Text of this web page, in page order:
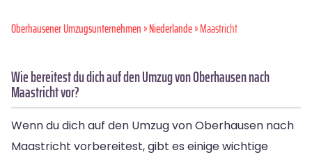
Oberhausener Umzugsunternehmen»Niederlande» Maastricht
Wie bereitest du dich auf den Umzug von Oberhausen nach
Maastricht vor?
Wenn du dich auf den Umzug von Oberhausen nach
Maastricht vorbereitest, gibt es einige wichtige